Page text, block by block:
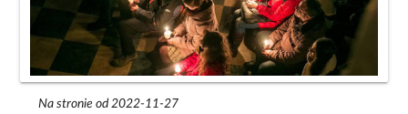
Na stronie od 2022-11-27